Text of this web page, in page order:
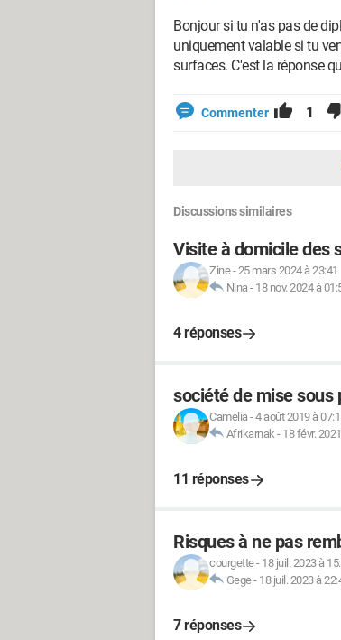
Bonjour si tu n'as pas de
uniquement valable si tu
surfaces. C'est la réponse
Commenter 1
Discussions similaires
Visite à domicile des
Zine-25 mars 2024 à 23:41
Nina- 18 nov. 2024 à
4 réponses
société de mise sous
Camelia-4 août 2019 à
Afrikarnak- 18 févr.
11 réponses
Risques à ne pas
courgette- 18 juil. 2023 à
Gege- 18 juil. 2023 à
7 réponses